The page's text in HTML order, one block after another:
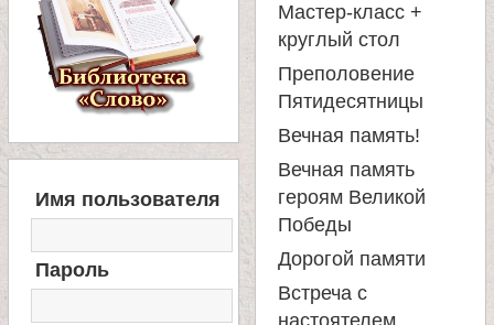
Д
Имя пользователя
Пароль
Мастер-класс +
круглый стол
Преполовение
Пятидесятницы
Вечная память!
Вечная память
героям Великой
Победы
Дорогой памяти
Встреча с